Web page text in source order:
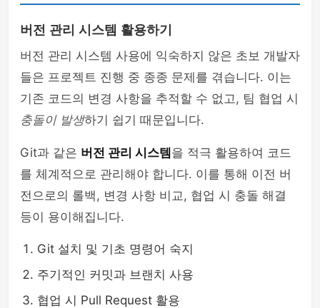
버전 관리 시스템 활용하기
버전 관리 시스템 사용에 익숙하지 않은 초보 개발자
들은 프로젝트 진행 중 종종 문제를 겪습니다. 이는
기존 코드의 변경 사항을 추적할 수 없고, 팀 협업 시
충돌이 발생하기 쉽기 때문입니다.
Git과 같은 버전 관리 시스템 을 적극 활용하여 코드
를 체계적으로 관리해야 합니다. 이를 통해 이전 버
전으로의 롤백, 변경 사항 비교, 협업 시 충돌 해결
등이 용이해집니다.
Git 설치 및 기초 명령어 숙지
주기적인 커밋과 브랜치 사용
협업 시 Pull Request 활용